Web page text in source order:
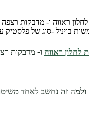
ראווה ו- מדבקות
בויניל -סוג של פלסטיק
לחלון ראווה ו- מדבקות
ולמה זה נחשב לאחד